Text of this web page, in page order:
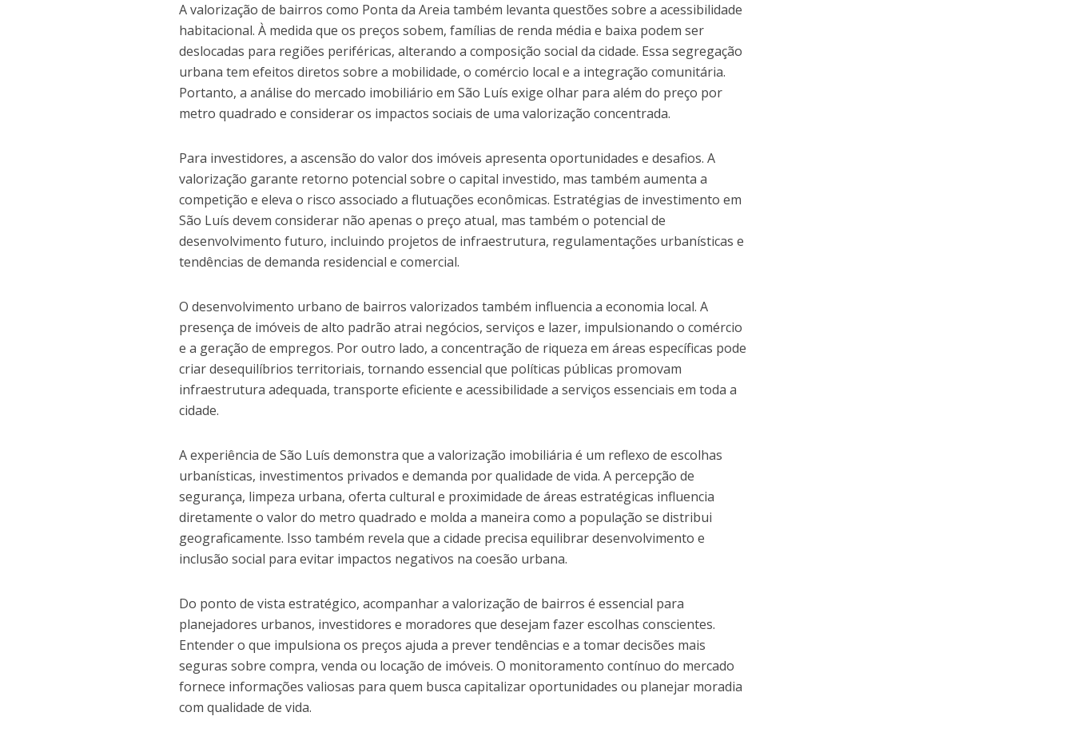
A valorização de bairros como Ponta da Areia também levanta questões sobre a acessibilidade
habitacional. À medida que os preços sobem, famílias de renda média e baixa podem ser
deslocadas para regiões periféricas, alterando a composição social da cidade. Essa segregação
urbana tem efeitos diretos sobre a mobilidade, o comércio local e a integração comunitária.
Portanto, a análise do mercado imobiliário em São Luís exige olhar para além do preço por
metro quadrado e considerar os impactos sociais de uma valorização concentrada.
Para investidores, a ascensão do valor dos imóveis apresenta oportunidades e desafios. A
valorização garante retorno potencial sobre o capital investido, mas também aumenta a
competição e eleva o risco associado a flutuações econômicas. Estratégias de investimento em
São Luís devem considerar não apenas o preço atual, mas também o potencial de
desenvolvimento futuro, incluindo projetos de infraestrutura, regulamentações urbanísticas e
tendências de demanda residencial e comercial.
O desenvolvimento urbano de bairros valorizados também influencia a economia local. A
presença de imóveis de alto padrão atrai negócios, serviços e lazer, impulsionando o comércio
e a geração de empregos. Por outro lado, a concentração de riqueza em áreas específicas pode
criar desequilíbrios territoriais, tornando essencial que políticas públicas promovam
infraestrutura adequada, transporte eficiente e acessibilidade a serviços essenciais em toda a
cidade.
A experiência de São Luís demonstra que a valorização imobiliária é um reflexo de escolhas
urbanísticas, investimentos privados e demanda por qualidade de vida. A percepção de
segurança, limpeza urbana, oferta cultural e proximidade de áreas estratégicas influencia
diretamente o valor do metro quadrado e molda a maneira como a população se distribui
geograficamente. Isso também revela que a cidade precisa equilibrar desenvolvimento e
inclusão social para evitar impactos negativos na coesão urbana.
Do ponto de vista estratégico, acompanhar a valorização de bairros é essencial para
planejadores urbanos, investidores e moradores que desejam fazer escolhas conscientes.
Entender o que impulsiona os preços ajuda a prever tendências e a tomar decisões mais
seguras sobre compra, venda ou locação de imóveis. O monitoramento contínuo do mercado
fornece informações valiosas para quem busca capitalizar oportunidades ou planejar moradia
com qualidade de vida.